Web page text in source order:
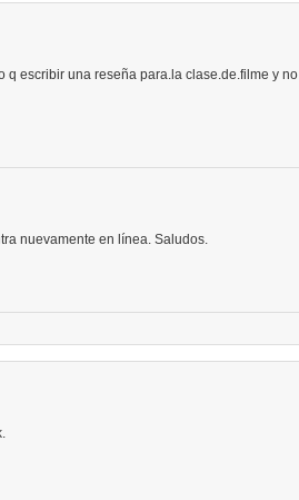
q escribir una reseña para.la clase.de.filme y no
nuevamente en línea. Saludos.